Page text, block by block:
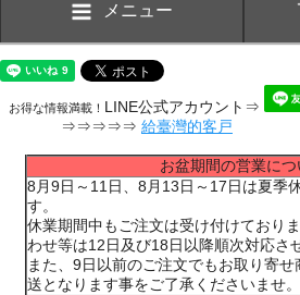
メニュー
お得な情報満載！ LINE公式アカウント⇒
⇒⇒⇒⇒⇒ 給臺灣的客戸
お盆期間の営業につ
8月9日～11日、8月13日～17日は夏季
す。
休業期間中もご注文は受け付けており
わせ等は12日及び18日以降順次対応さ
また、9日以前のご注文でもお取り寄
送となります事をご了承くださいませ。